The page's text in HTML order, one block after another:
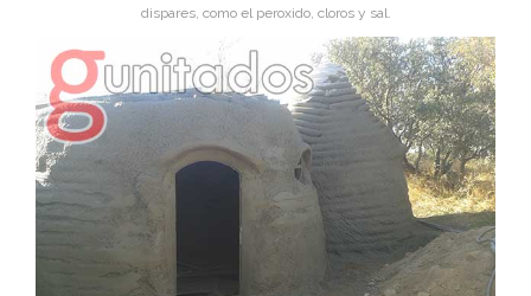
dispares, como el peroxido, cloros y sal.